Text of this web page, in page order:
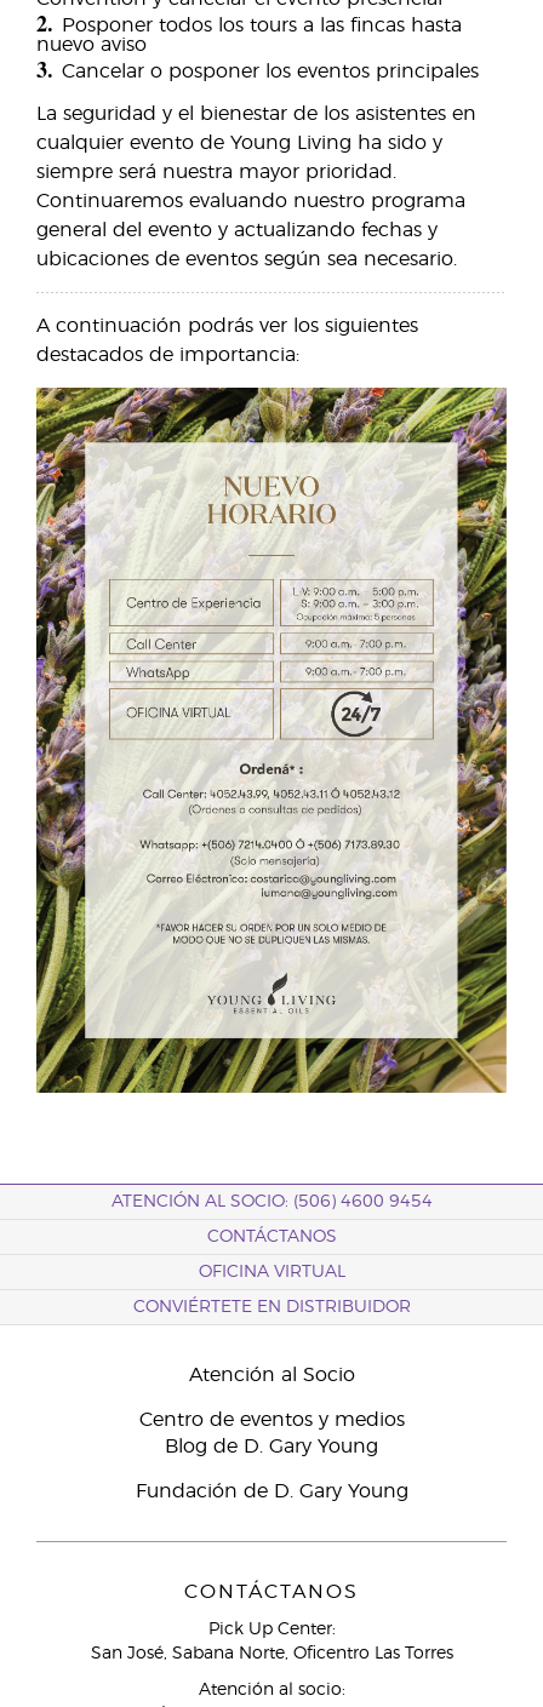
2.
Posponer todos los tours a las fincas hasta
nuevo aviso
3. Cancelar o posponer los eventos principales
La seguridad y el bienestar de los asistentes en
cualquier evento de Young Living ha sido y
siempre será nuestra mayor prioridad.
Continuaremos evaluando nuestro programa
general del evento y actualizando fechas y
ubicaciones de eventos según sea necesario.
A continuación podrás ver los siguientes
destacados de importancia:
ATENCIÓN AL SOCIO: (506) 4600 9454
CONTÁCTANOS
OFICINA VIRTUAL
CONVIÉRTETE EN DISTRIBUIDOR
Atención al Socio
Centro de eventos y medios
Blog de D. Gary Young
Fundación de D. Gary Young
CONTÁCTANOS
Pick Up Center:
San José, Sabana Norte, Oficentro Las Torres
Atención al socio: